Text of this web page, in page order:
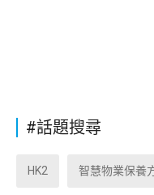
#話題搜尋
HK2 智慧物業保養